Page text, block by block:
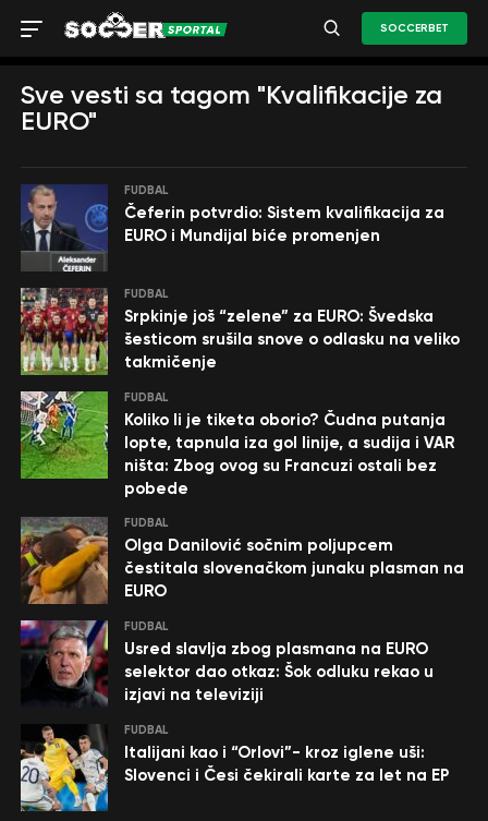
SOCCERBET
Sve vesti sa tagom "Kvalifikacije za
EURO"
FUDBAL
Čeferin potvrdio: Sistem kvalifikacija za
EURO i Mundijal biće promenjen
FUDBAL
Srpkinje još “zelene” za EURO: Švedska
šesticom srušila snove o odlasku na veliko
takmičenje
FUDBAL
Koliko li je tiketa oborio? Čudna putanja
lopte, tapnula iza gol linije, a sudija i VAR
ništa: Zbog ovog su Francuzi ostali bez
pobede
FUDBAL
Olga Danilović sočnim poljupcem
čestitala slovenačkom junaku plasman na
EURO
FUDBAL
Usred slavlja zbog plasmana na EURO
selektor dao otkaz: Šok odluku rekao u
izjavi na televiziji
FUDBAL
Italijani kao i “Orlovi”- kroz iglene uši:
Slovenci i Česi čekirali karte za let na EP